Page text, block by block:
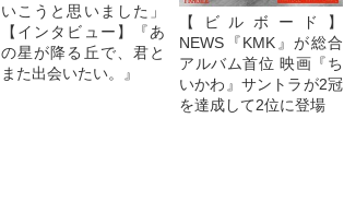
いこうと思いました」
【インタビュー】『あ
の星が降る丘で、君と
また出会いたい。』
【ビルボード】
NEWS『KMK』が総合
アルバム首位 映画『ち
いかわ』サントラが2冠
を達成して2位に登場